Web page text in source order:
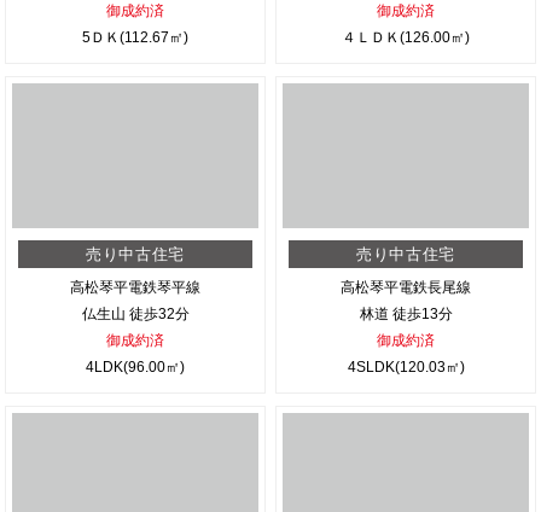
御成約済
5ＤＫ(112.67㎡)
御成約済
４ＬＤＫ(126.00㎡)
売り中古住宅
高松琴平電鉄琴平線
仏生山 徒歩32分
御成約済
4LDK(96.00㎡)
売り中古住宅
高松琴平電鉄長尾線
林道 徒歩13分
御成約済
4SLDK(120.03㎡)